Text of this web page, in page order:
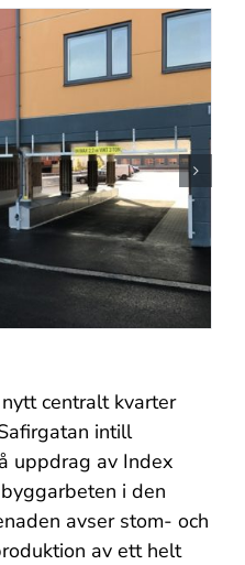
centralt kvarter
intill
uppdrag av Index
i den
avser stom- och
av ett helt